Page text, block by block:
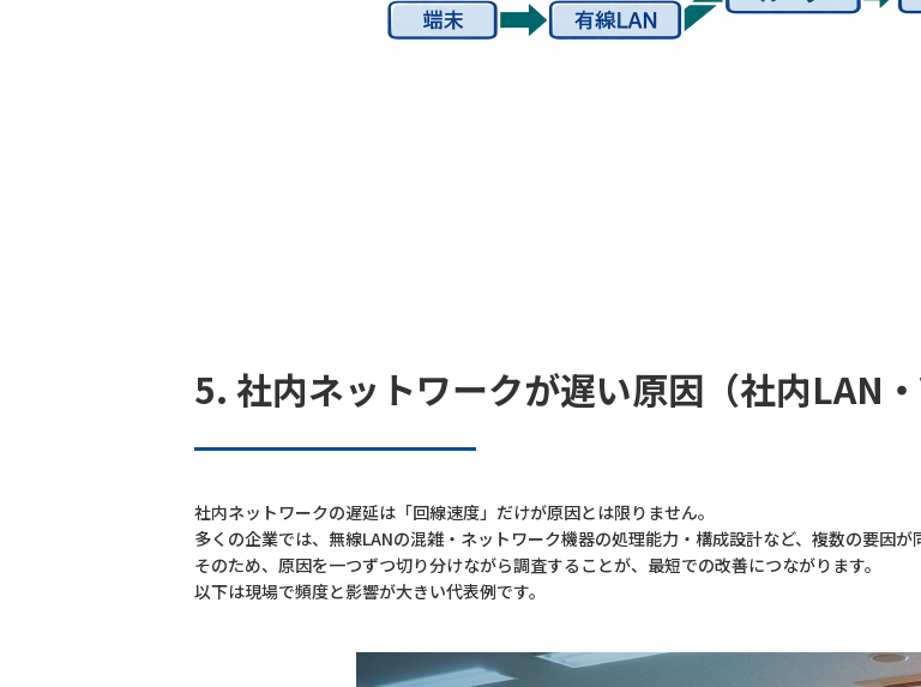
5. 社内ネットワークが遅い原因（社内LAN・
社内ネットワークの遅延は「回線速度」だけが原因とは限りません。
多くの企業では、無線LANの混雑・ネットワーク機器の処理能力・構成設計など、複数の要因が
そのため、原因を一つずつ切り分けながら調査することが、最短での改善につながります。
以下は現場で頻度と影響が大きい代表例です。